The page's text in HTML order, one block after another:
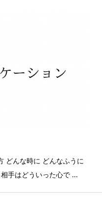
どんな時に どんなふうに
手はどういった心で ...